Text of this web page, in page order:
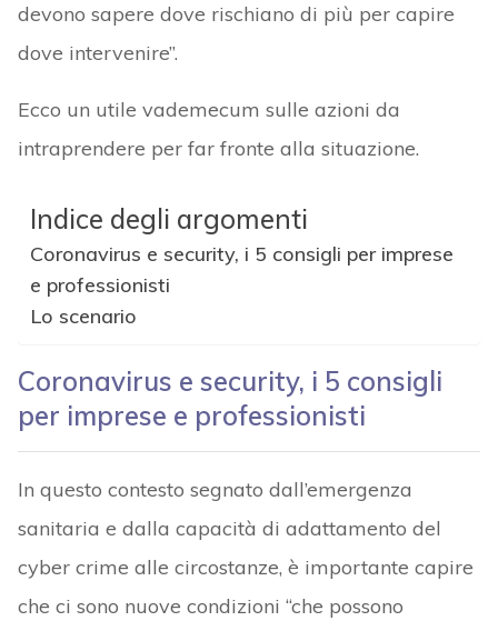
devono sapere dove rischiano di più per capire
dove intervenire”.
Ecco un utile vademecum sulle azioni da
intraprendere per far fronte alla situazione.
Indice degli argomenti
Coronavirus e security, i 5 consigli per imprese
e professionisti
Lo scenario
Coronavirus e security, i 5 consigli
per imprese e professionisti
In questo contesto segnato dall’emergenza
sanitaria e dalla capacità di adattamento del
cyber crime alle circostanze, è importante capire
che ci sono nuove condizioni “che possono